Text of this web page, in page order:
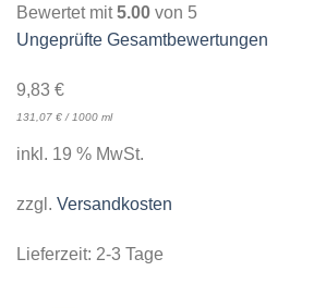
Bewertet mit5.00 von 5
Ungeprüfte Gesamtbewertungen
9,83 €
131,07 €/1000 ml
inkl. 19 % MwSt.
zzgl. Versandkosten
Lieferzeit: 2-3 Tage